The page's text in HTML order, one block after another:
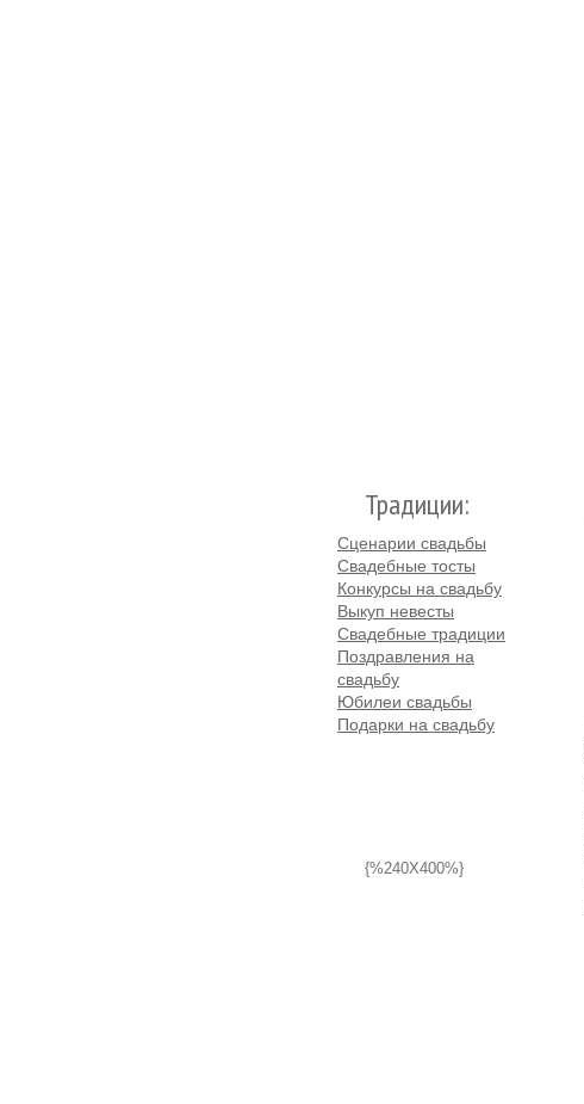
Традиции:
Сценарии свадьбы
Свадебные тосты
Конкурсы на свадьбу
Выкуп невесты
Свадебные традиции
Поздравления на
свадьбу
Юбилеи свадьбы
Подарки на свадьбу
{%240X400%}